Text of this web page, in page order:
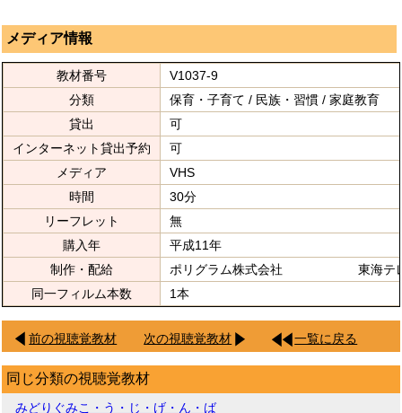
メディア情報
教材番号
V1037-9
分類
保育・子育て / 民族・習慣 / 家庭教育
貸出
可
インターネット貸出予約
可
メディア
VHS
時間
30分
リーフレット
無
購入年
平成11年
制作・配給
ポリグラム株式会社 東海テレ
同一フィルム本数
1本
前の視聴覚教材 次の視聴覚教材 一覧に戻る
同じ分類の視聴覚教材
みどりぐみこ・う・じ・げ・ん・ば